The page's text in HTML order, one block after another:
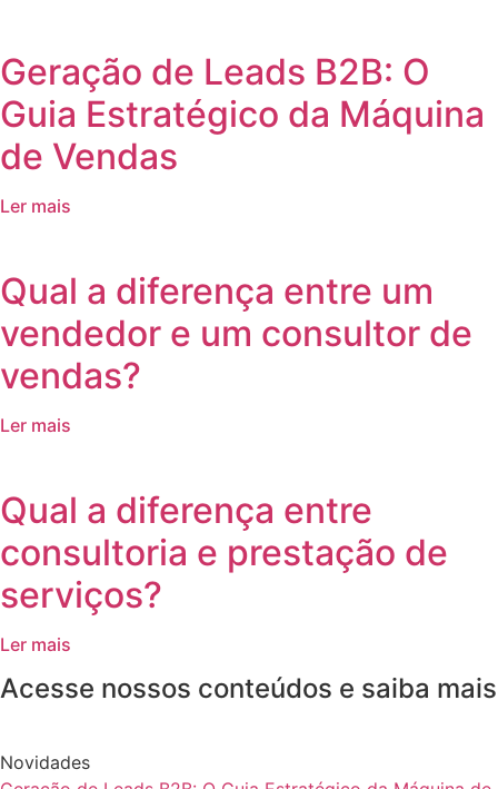
Geração de Leads B2B: O
Guia Estratégico da Máquina
de Vendas
Ler mais
Qual a diferença entre um
vendedor e um consultor de
vendas?
Ler mais
Qual a diferença entre
consultoria e prestação de
serviços?
Ler mais
Acesse nossos conteúdos e saiba mais
Novidades